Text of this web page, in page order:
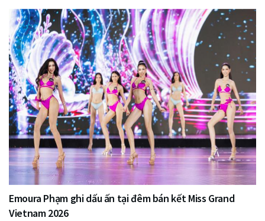
Emoura Phạm ghi dấu ấn tại đêm bán kết Miss Grand
Vietnam 2026